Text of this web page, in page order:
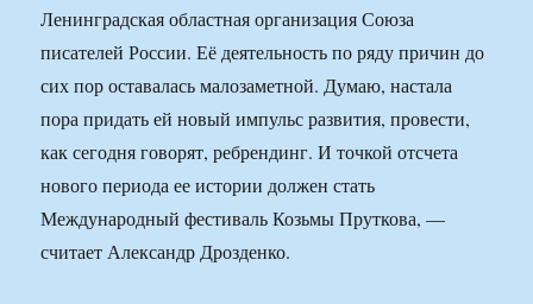
Ленинградская областная организация Союза
писателей России. Её деятельность по ряду причин до
сих пор оставалась малозаметной. Думаю, настала
пора придать ей новый импульс развития, провести,
как сегодня говорят, ребрендинг. И точкой отсчета
нового периода ее истории должен стать
Международный фестиваль Козьмы Пруткова, —
считает Александр Дрозденко.